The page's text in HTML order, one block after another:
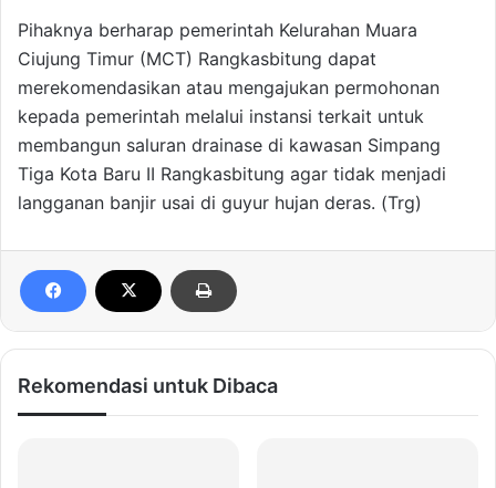
Pihaknya berharap pemerintah Kelurahan Muara
Ciujung Timur (MCT) Rangkasbitung dapat
merekomendasikan atau mengajukan permohonan
kepada pemerintah melalui instansi terkait untuk
membangun saluran drainase di kawasan Simpang
Tiga Kota Baru II Rangkasbitung agar tidak menjadi
langganan banjir usai di guyur hujan deras. (Trg)
Rekomendasi untuk Dibaca